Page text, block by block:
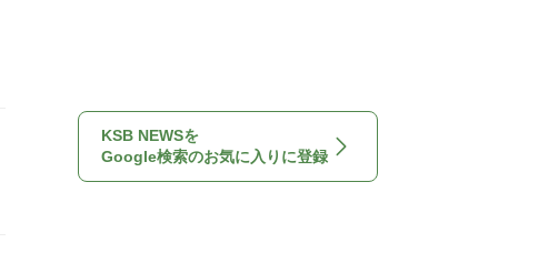
KSB NEWSを
Google検索のお気に入りに登録